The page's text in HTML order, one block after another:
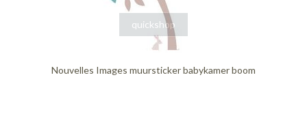
quickshop
Nouvelles Images muursticker babykamer boom